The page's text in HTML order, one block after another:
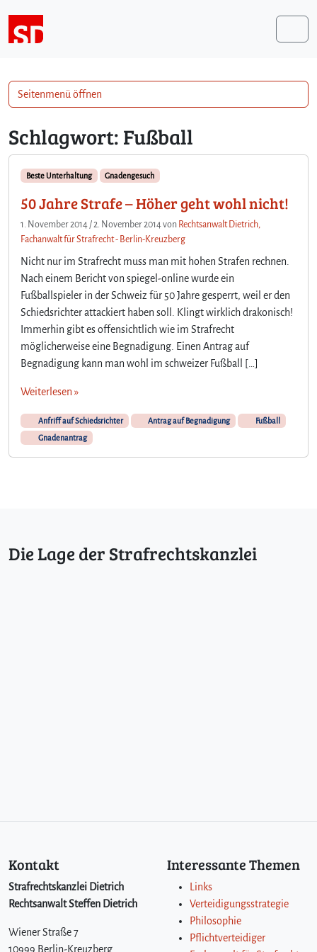
Schlagwort: Fußball
Beste Unterhaltung Gnadengesuch
50 Jahre Strafe – Höher geht wohl nicht!
1. November 2014 /2. November 2014von Rechtsanwalt Dietrich,
Fachanwalt für Strafrecht - Berlin-Kreuzberg
Nicht nur im Strafrecht muss man mit hohen Strafen rechnen.
Nach einem Bericht von spiegel-online wurde ein
Fußballspieler in der Schweiz für 50 Jahre gesperrt, weil er den
Schiedsrichter attackiert haben soll. Klingt wirklich drakonisch!
Immerhin gibt es offensichtlich wie im Strafrecht
möglicherweise eine Begnadigung. Einen Antrag auf
Begnadigung kann man wohl im schweizer Fußball […]
Weiterlesen »
Anfriff auf Schiedsrichter Antrag auf Begnadigung
Fußball
Gnadenantrag
Seitenmenü öffnen
Die Lage der Strafrechtskanzlei
Kontakt
Strafrechtskanzlei Dietrich
Rechtsanwalt Steffen Dietrich
Wiener Straße 7
10999 Berlin-Kreuzberg
Interessante Themen
Links
Verteidigungsstrategie
Philosophie
Pflichtverteidiger